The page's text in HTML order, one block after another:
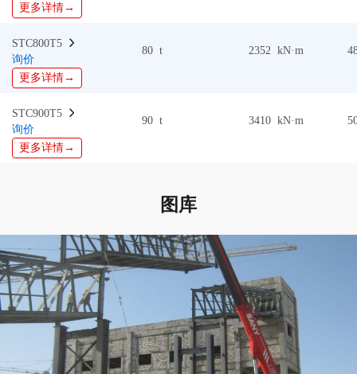
更多详情→
STC800T5
询价
更多详情→
80 t 2352 kN·m
STC900T5
询价
更多详情→
90 t 3410 kN·m
图库